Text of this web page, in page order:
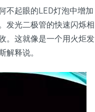
不起眼的LED灯泡中增加
发光二极管的快速闪烁相
。这就像是一个用火炬发
释说。